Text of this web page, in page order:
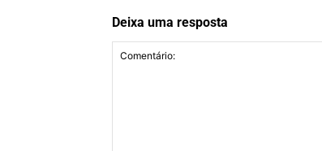
Deixa uma resposta